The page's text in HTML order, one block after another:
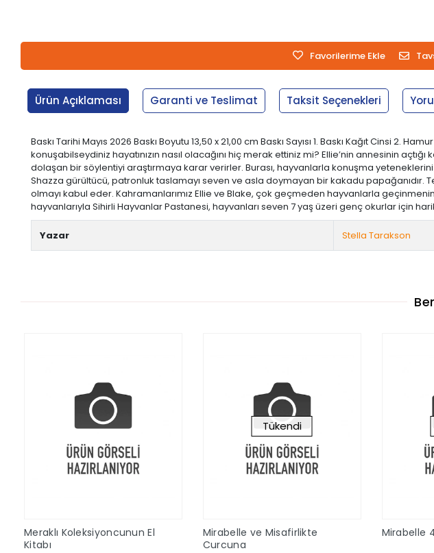
Favorilerime Ekle
Ürün Açıklaması Garanti ve Teslimat Taksit Seçenekleri
Baskı Tarihi Mayıs 2026 Baskı Boyutu 13,50 x 21,00 cm Baskı Sayısı 1. Baskı Kağıt Cinsi 2.
konuşabilseydiniz hayatınızın nasıl olacağını hiç merak ettiniz mi? Ellie’nin annesinin
dolaşan bir söylentiyi araştırmaya karar verirler. Burası, hayvanlarla konuşma
Shazza gürültücü, patronluk taslamayı seven ve asla doymayan bir kakadu papağanıdır.
olmayı kabul eder. Kahramanlarımız Ellie ve Blake, çok geçmeden hayvanlarla
hayvanlarıyla Sihirli Hayvanlar Pastanesi, hayvanları seven 7 yaş üzeri genç okurlar için
Yazar Stella Tarakson
Meraklı Koleksiyoncunun El
Kitabı
Tükendi
Mirabelle ve Misafirlikte
Curcuna
Mirabelle